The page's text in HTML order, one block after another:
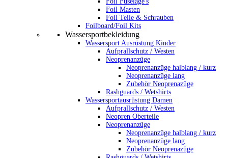
Foil Masten
Foil Teile & Schrauben
Foilboard/Foil Kits
Wassersportbekleidung
Wassersport Ausrüstung Kinder
Aufprallschutz / Westen
Neoprenanzüge
Neoprenanzüge halblang / kurz
Neoprenanzüge lang
Zubehör Neoprenazüge
Rashguards / Wetshirts
Wassersportausrüstung Damen
Aufprallschutz / Westen
Neopren Oberteile
Neoprenanzüge
Neoprenanzüge halblang / kurz
Neoprenanzüge lang
Zubehör Neoprenazüge